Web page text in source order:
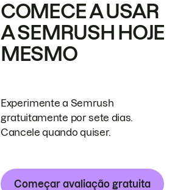
COMECE A USAR
A SEMRUSH HOJE
MESMO
Experimente a Semrush
gratuitamente por sete dias.
Cancele quando quiser.
Começar avaliação gratuita